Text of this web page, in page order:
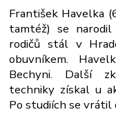
František Havelka
tamtéž) se
rodičů stál v
obuvníkem.
Bechyni. Další
techniky získal u
Po studiích se vrátil